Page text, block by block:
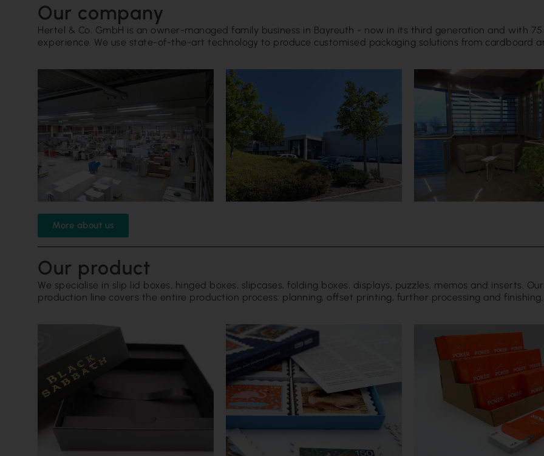
Our company
Hertel & Co. GmbH is an owner-managed family business in Bayreuth - now in its third generation and with
experience. We use state-of-the-art technology to produce customised packaging solutions from cardboard
More about us
Our product
We specialise in slip lid boxes, hinged boxes, slipcases, folding boxes, displays, puzzles, memos and inserts. Our
production line covers the entire production process: planning, offset printing, further processing and